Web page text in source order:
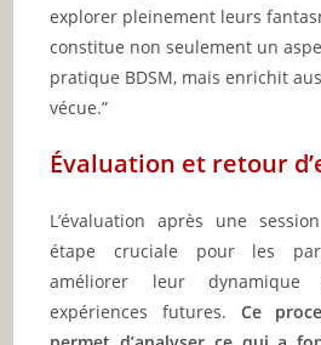
explorer pleinement leurs
constitue non seulement un
pratique BDSM, mais enrichit
vécue.”
Évaluation et retour
L’évaluation après une
étape cruciale pour les
améliorer leur
expériences futures. Ce